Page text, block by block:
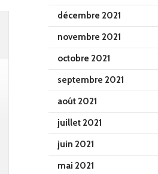
décembre 2021
novembre 2021
octobre 2021
septembre 2021
août 2021
juillet 2021
juin 2021
mai 2021